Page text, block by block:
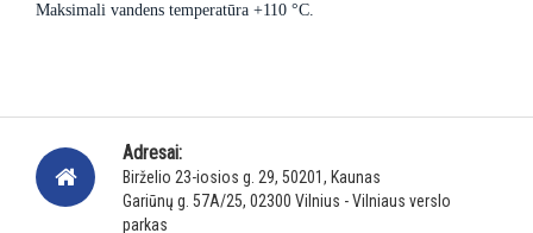
Maksimali vandens temperatūra +110 °C.
Adresai:
Birželio 23-iosios g. 29, 50201, Kaunas
Gariūnų g. 57A/25, 02300 Vilnius - Vilniaus verslo
parkas